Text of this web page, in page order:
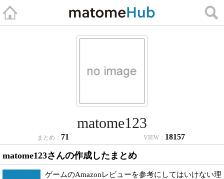
matome123
まとめ： 71 VIEW： 18157
matome123さんの作成したまとめ
ゲームのAmazonレビューを参考にしてはいけない理